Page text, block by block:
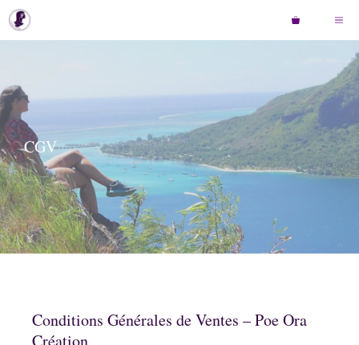
Aller
CGV
Conditions Générales de Ventes – Poe Ora
Création